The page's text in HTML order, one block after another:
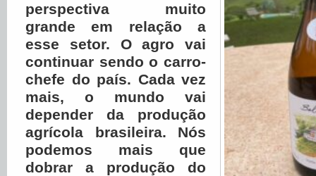
perspectiva muito
grande em relação a
esse setor. O agro vai
continuar sendo o carro-
chefe do país. Cada vez
mais, o mundo vai
depender da produção
agrícola brasileira. Nós
podemos mais que
dobrar a produção do